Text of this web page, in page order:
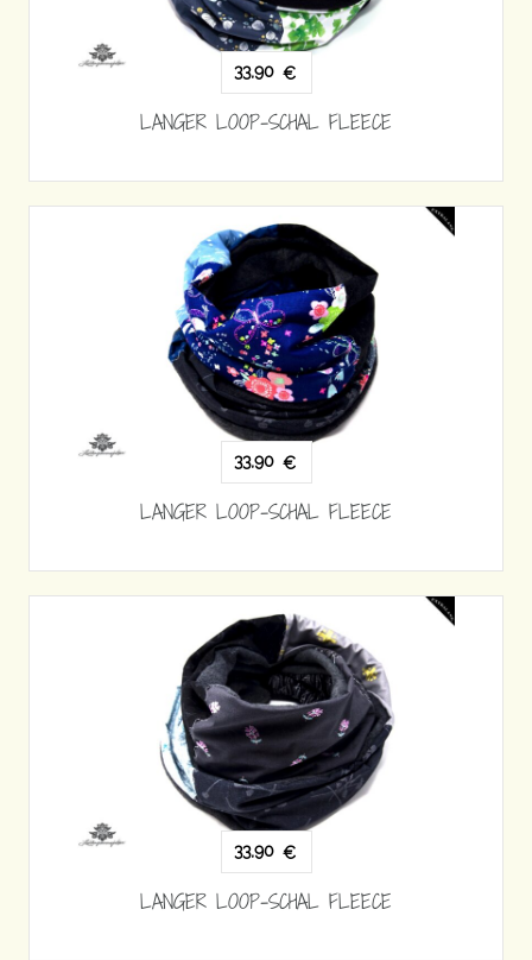
33,90 €
LANGER LOOP-SCHAL FLEECE
33,90 €
LANGER LOOP-SCHAL FLEECE
33,90 €
LANGER LOOP-SCHAL FLEECE